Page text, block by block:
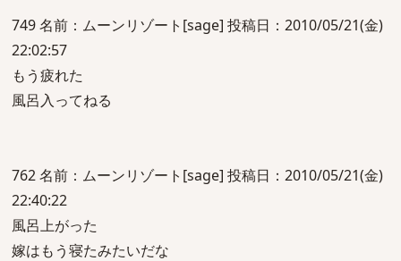
749 名前：ムーンリゾート[sage] 投稿日：2010/05/21(金)
22:02:57
もう疲れた
風呂入ってねる
762 名前：ムーンリゾート[sage] 投稿日：2010/05/21(金)
22:40:22
風呂上がった
嫁はもう寝たみたいだな